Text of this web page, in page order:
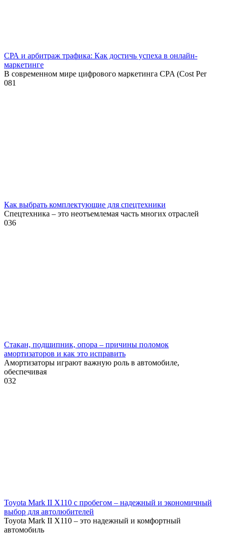
СРА и арбитраж трафика: Как достичь успеха в онлайн-
маркетинге
В современном мире цифрового маркетинга CPA (Cost Per
081
Как выбрать комплектующие для спецтехники
Спецтехника – это неотъемлемая часть многих отраслей
036
Стакан, подшипник, опора – причины поломок
амортизаторов и как это исправить
Амортизаторы играют важную роль в автомобиле,
обеспечивая
032
Toyota Mark II X110 с пробегом – надежный и экономичный
выбор для автолюбителей
Toyota Mark II X110 – это надежный и комфортный
автомобиль